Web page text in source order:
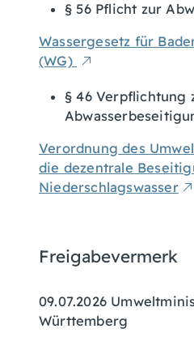
§ 56 Pflicht zur
Wassergesetz für
(WG)
§ 46 Verpflichtung
Verordnung des
die dezentrale
Niederschlagswasser
Freigabevermerk
09.07.2026
Württemberg